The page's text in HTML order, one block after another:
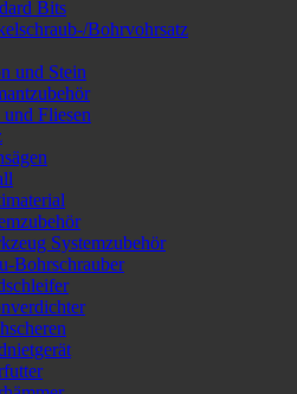
Bits
Bohrvohrsatz
und Stein
und Fliesen
Systemzubehör
Bohrschrauber